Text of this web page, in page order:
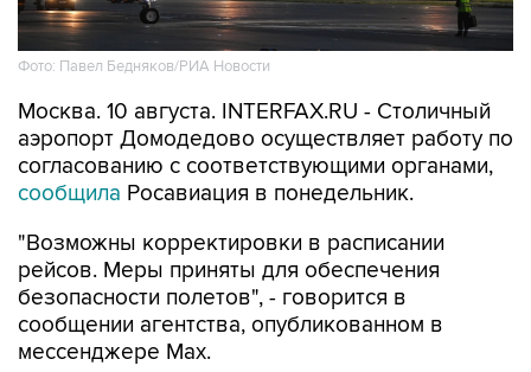
Фото: Павел Бедняков/РИА Новости
Москва. 10 августа. INTERFAX.RU - Столичный
аэропорт Домодедово осуществляет работу по
согласованию с соответствующими органами,
сообщила Росавиация в понедельник.
"Возможны корректировки в расписании
рейсов. Меры приняты для обеспечения
безопасности полетов", - говорится в
сообщении агентства, опубликованном в
мессенджере Мах.